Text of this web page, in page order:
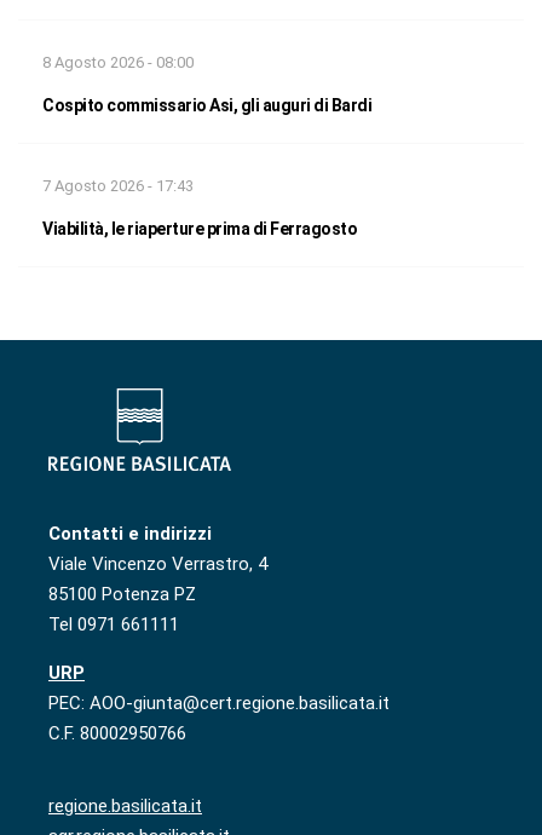
8 Agosto 2026 - 08:00
Cospito commissario Asi, gli auguri di Bardi
7 Agosto 2026 - 17:43
Viabilità, le riaperture prima di Ferragosto
Contatti e indirizzi
Viale Vincenzo Verrastro, 4
85100 Potenza PZ
Tel 0971 661111
URP
PEC: AOO-giunta@cert.regione.basilicata.it
C.F. 80002950766
regione.basilicata.it